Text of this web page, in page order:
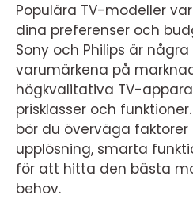
Populära TV-modeller
dina preferenser och
Sony och Philips är
varumärkena på
högkvalitativa TV-
prisklasser och
bör du överväga faktorer
upplösning, smarta
för att hitta den bästa
behov.